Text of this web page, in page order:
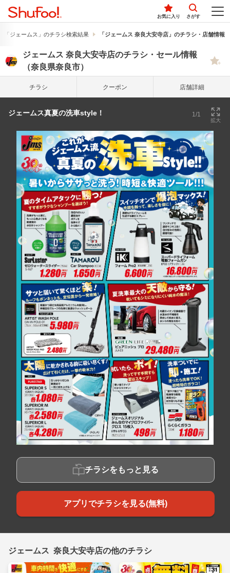
お気に入り さがす
「ジェームス」のチラシ検索結果 「ジェームス 奈良大安寺店」のチラシ・店舗情報
ジェームス 奈良大安寺店のチラシ・セール情報
（奈良県奈良市）
チラシ クーポン 店舗詳細
ジェームス真夏の洗車style！ 1/1
拡大
チラシをもっと見る
アプリでチラシを見る(無料)
ジェームス 奈良大安寺店の他のチラシ